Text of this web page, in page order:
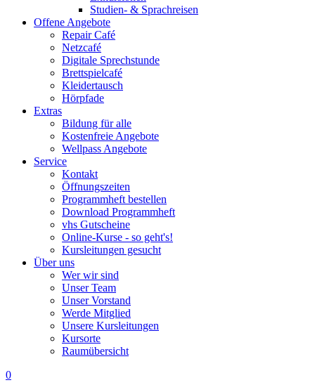
Studien- & Sprachreisen
Offene Angebote
Repair Café
Netzcafé
Digitale Sprechstunde
Brettspielcafé
Kleidertausch
Hörpfade
Extras
Bildung für alle
Kostenfreie Angebote
Wellpass Angebote
Service
Kontakt
Öffnungszeiten
Programmheft bestellen
Download Programmheft
vhs Gutscheine
Online-Kurse - so geht's!
Kursleitungen gesucht
Über uns
Wer wir sind
Unser Team
Unser Vorstand
Werde Mitglied
Unsere Kursleitungen
Kursorte
Raumübersicht
0